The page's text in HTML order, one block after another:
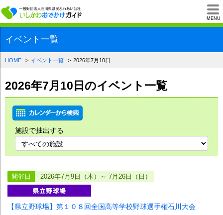
MENU
一般財団法人石川
イベント一覧
HOME イベント一覧 2026年7月10日
2026年7月10日のイベント一覧
施設で抽出する
開催日 2026年7月9日（木）～ 7月26日（日）
【県立野球場】第１０８回全国高等学校野球選手権石川大会